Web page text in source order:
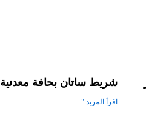
شريط ساتان بحافة معدنية 9-38 مم لتغليف الهدايا
اقرأ المزيد "